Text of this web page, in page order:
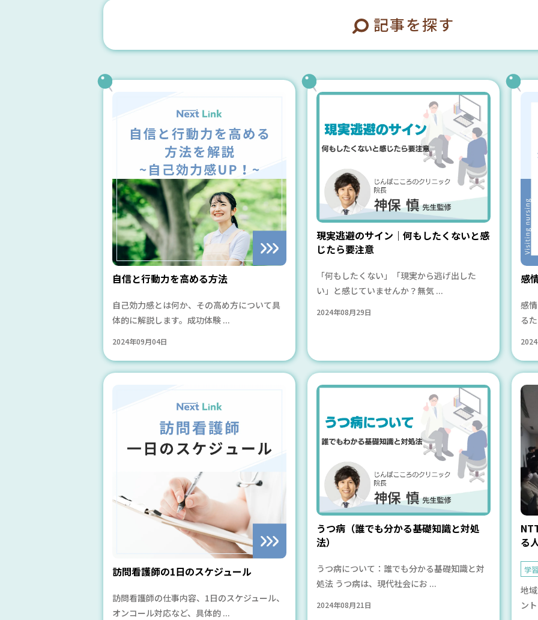
記事を探す
自信と行動力を高める方法
自己効力感とは何か、その高め方について具
体的に解説します。成功体験 ...
2024年09月04日
現実逃避のサイン｜何もしたくないと感
じたら要注意
「何もしたくない」「現実から逃げ出した
い」と感じていませんか？無気 ...
2024年08月29日
感
感
る
訪問看護師の1日のスケジュール
訪問看護師の仕事内容、1日のスケジュール、
オンコール対応など、具体的 ...
うつ病（誰でも分かる基礎知識と対処
法）
うつ病について：誰でも分かる基礎知識と対
処法 うつ病は、現代社会にお ...
2024年08月21日
る
学習
地
ン